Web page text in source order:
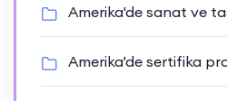
Amerika'de sanat ve
Amerika'de sertifika